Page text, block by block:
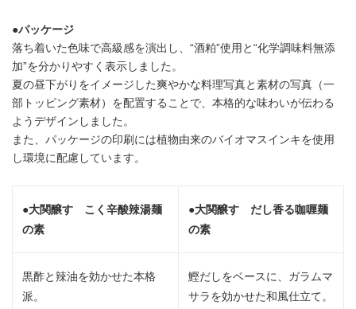
●パッケージ
落ち着いた色味で高級感を演出し、“酒粕”使用と“化学調味料無添
加”を分かりやすく表示しました。
夏の昼下がりをイメージした爽やかな料理写真と素材の写真（一
部トッピング素材）を配置することで、本格的な味わいが伝わる
ようデザインしました。
また、パッケージの印刷には植物由来のバイオマスインキを使用
し環境に配慮しています。
●大関醸す こく辛酸辣湯麺
の素
●大関醸す だし香る咖喱麺
の素
黒酢と辣油を効かせた本格
派。
鰹だしをベースに、ガラムマ
サラを効かせた和風仕立て。